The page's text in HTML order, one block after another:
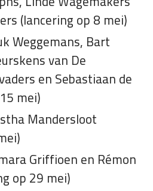
(lancering op 8 mei)
Weggemans, Bart
van De
en Sebastiaan de
mei)
Mandersloot
Griffioen en Rémon
op 29 mei)